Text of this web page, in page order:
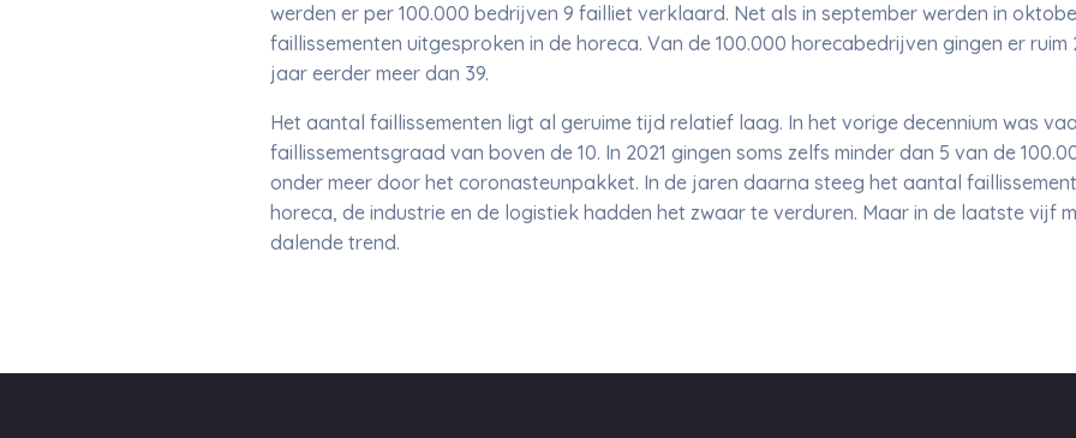
werden er per 100.000 bedrijven 9 failliet verklaard. Net als in september werden in
faillissementen uitgesproken in de horeca. Van de 100.000 horecabedrijven gingen er
jaar eerder meer dan 39.
Het aantal faillissementen ligt al geruime tijd relatief laag. In het vorige decennium was
faillissementsgraad van boven de 10. In 2021 gingen soms zelfs minder dan 5 van de
onder meer door het coronasteunpakket. In de jaren daarna steeg het aantal
horeca, de industrie en de logistiek hadden het zwaar te verduren. Maar in de laatste vijf
dalende trend.